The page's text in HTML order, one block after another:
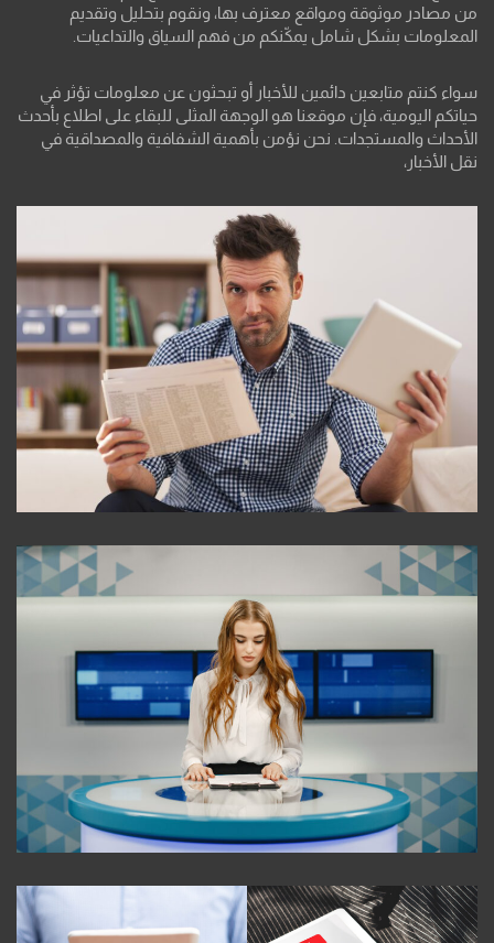
من مصادر موثوقة ومواقع معترف بها، ونقوم بتحليل وتقديم
المعلومات بشكل شامل يمكّنكم من فهم السياق والتداعيات.
سواء كنتم متابعين دائمين للأخبار أو تبحثون عن معلومات تؤثر في
حياتكم اليومية، فإن موقعنا هو الوجهة المثلى للبقاء على اطلاع بأحدث
الأحداث والمستجدات. نحن نؤمن بأهمية الشفافية والمصداقية في
نقل الأخبار،